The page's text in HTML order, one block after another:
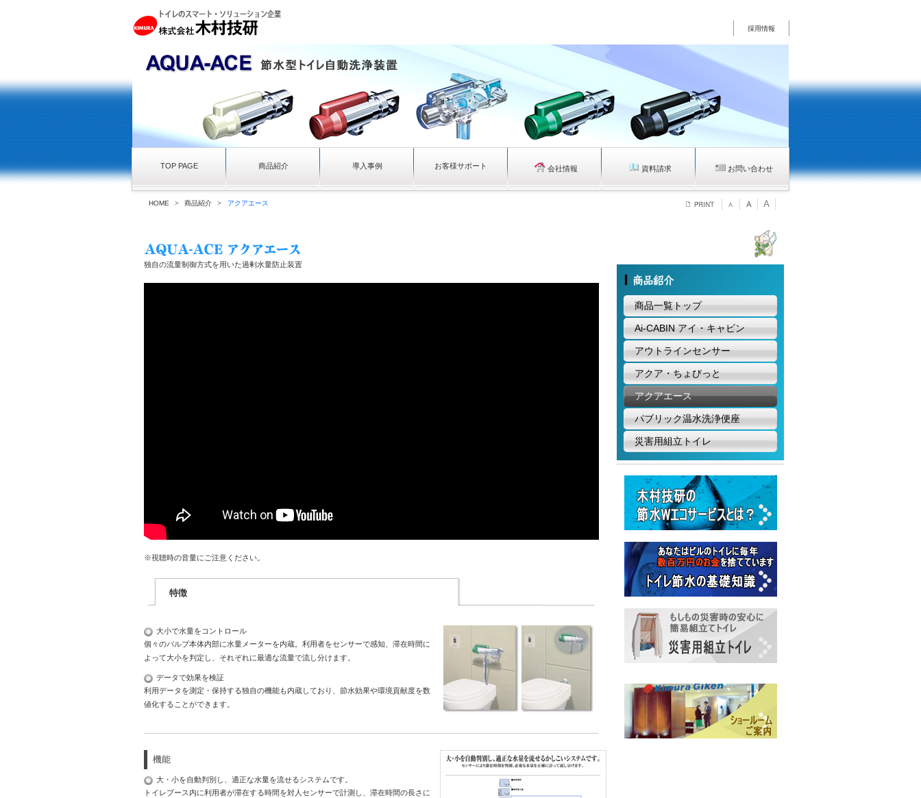
採用情報
TOP PAGE 商品紹介 導入事例 お客様サポート 会社情報 資料請求 お問い合わせ
HOME > 商品紹介 > アクアエース
独自の流量制御方式を用いた過剰水量防止装置
※視聴時の音量にご注意ください。
特徴
大小で水量をコントロール
個々のバルブ本体内部に水量メーターを内蔵。利用者をセンサーで感知、滞在時間に
よって大小を判定し、それぞれに最適な流量で流し分けます。
データで効果を検証
利用データを測定・保持する独自の機能も内蔵しており、節水効果や環境貢献度を数
値化することができます。
機能
大・小を自動判別し、適正な水量を流せるシステムです。
トイレブース内に利用者が滞在する時間を対人センサーで計測し、滞在時間の長さに
商品一覧トップ
Ai-CABIN アイ・キャビン
アウトラインセンサー
アクア・ちょびっと
アクアエース
パブリック温水洗浄便座
災害用組立トイレ